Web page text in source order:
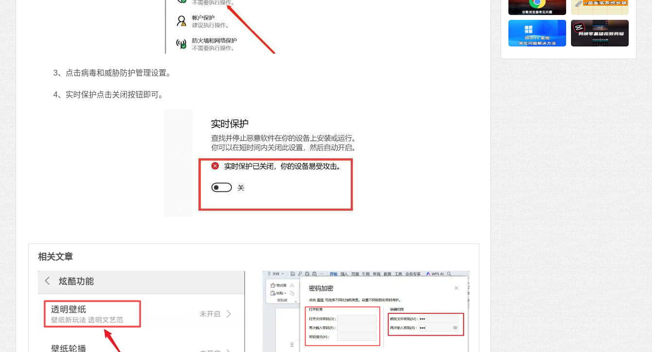
3、点击病毒和威胁防护管理设置。
4、实时保护点击关闭按钮即可。
相关文章